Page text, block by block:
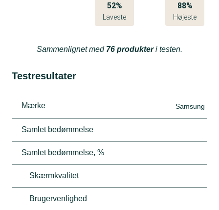
52%
Laveste
88%
Højeste
Sammenlignet med 76 produkteri testen.
Testresultater
Mærke Samsung
Samlet bedømmelse
Samlet bedømmelse, %
Skærmkvalitet
Brugervenlighed